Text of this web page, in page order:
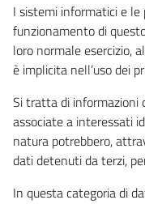
I sistemi informatici e
funzionamento di
loro normale esercizio,
è implicita nell’uso dei
Si tratta di informazioni
associate a interessati
natura potrebbero,
dati detenuti da terzi,
In questa categoria di